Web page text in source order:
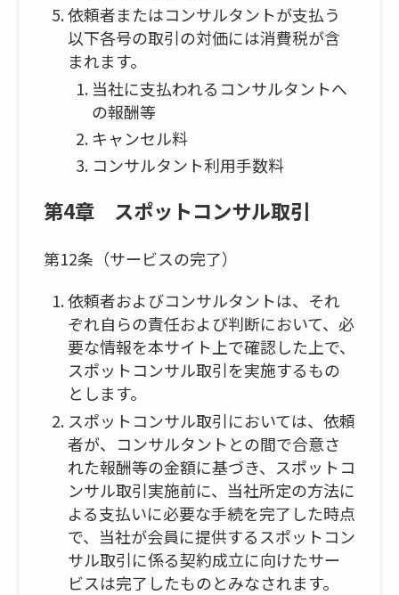
依頼者またはコンサルタントが支払う
以下各号の取引の対価には消費税が含
まれます。
当社に支払われるコンサルタントへ
の報酬等
キャンセル料
コンサルタント利用手数料
第4章 スポットコンサル取引
第12条（サービスの完了）
依頼者およびコンサルタントは、それ
ぞれ自らの責任および判断において、必
要な情報を本サイト上で確認した上で、
スポットコンサル取引を実施するもの
とします。
スポットコンサル取引においては、依頼
者が、コンサルタントとの間で合意さ
れた報酬等の金額に基づき、スポットコ
ンサル取引実施前に、当社所定の方法に
よる支払いに必要な手続を完了した時点
で、当社が会員に提供するスポットコン
サル取引に係る契約成立に向けたサー
ビスは完了したものとみなされます。